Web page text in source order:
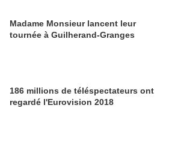
Madame Monsieur lancent leur
tournée à Guilherand-Granges
186 millions de téléspectateurs ont
regardé l'Eurovision 2018